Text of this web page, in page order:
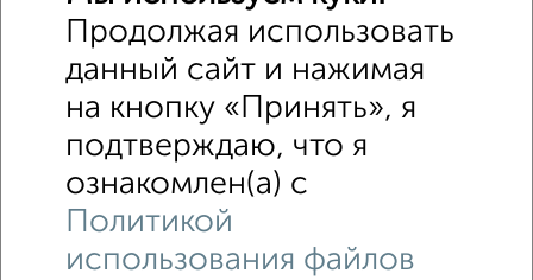
Продолжая использовать
данный сайт и нажимая
на кнопку «Принять», я
подтверждаю, что я
ознакомлен(а) с
Политикой
использования файлов